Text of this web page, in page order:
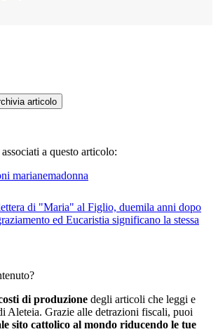
articolo
a questo articolo:
marianemadonna
di "Maria" al Figlio, duemila anni dopo
ed Eucaristia significano la stessa
di produzione degli articoli che leggi e
Aleteia. Grazie alle detrazioni fiscali, puoi
sito cattolico al mondo riducendo le tue